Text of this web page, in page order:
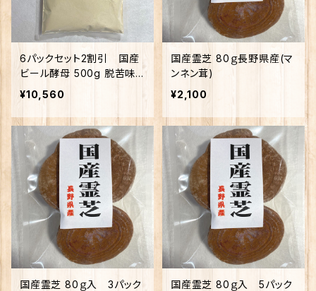
6パックセット2割引 国産
ビール酵母 500g 脱苦味
原料使用
¥10,560
国産霊芝 80ｇ長野県産(マ
ンネン茸)
¥2,100
国産霊芝 80ｇ入 3パック 国産霊芝 80ｇ入 5パック